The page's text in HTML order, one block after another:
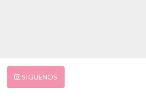
SÍGUENOS